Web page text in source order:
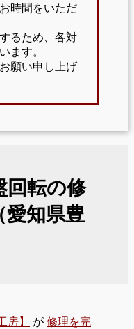
時間をいただ
るため、各対
ます。
願い申し上げ
回転の修
知県豊
房】 が 修理を完